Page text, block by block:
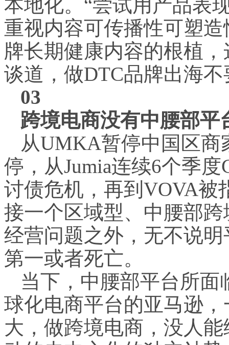
本地化。“尝试用产品表
重视内容可传播性可塑
牌长期健康内容的根植
谈道，做DTC品牌出海
03
跨境电商没有中腰部平
从UMKA暂停中国区商
停，从Jumia连续6个季
讨债危机，再到VOVA被
接一个区域型、中腰部
经营问题之外，无不说
第一或者死亡。
当下，中腰部平台所面
球化电商平台的亚马逊
大，做跨境电商，没人